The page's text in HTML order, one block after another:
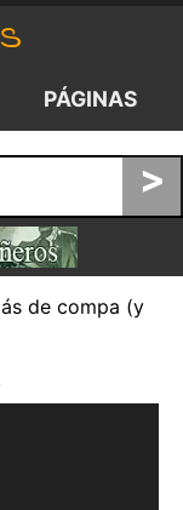
PÁGINAS
>
de compa (y